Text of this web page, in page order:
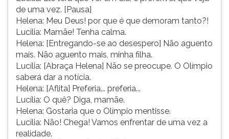
de uma vez. [Pausa]
Helena: Meu Deus! por que é que demoram tanto?!
Lucília: Mamãe! Tenha calma.
Helena: [Entregando-se ao desespero] Não aguento
mais. Não aguento mais, minha filha.
Lucília: [Abraça Helena] Não se preocupe. O Olímpio
saberá dar a notícia.
Helena: [Aflita] Preferia... preferia...
Lucília: O quê? Diga, mamãe.
Helena: Gostaria que o Olímpio mentisse.
Lucília: Não! Chega! Vamos enfrentar de uma vez a
realidade.